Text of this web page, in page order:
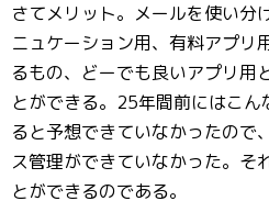
さてメリット。メールを使い分
ニュケーション用、有料アプリ
るもの、どーでも良いアプリ用
とができる。25年間前にはこ
ると予想できていなかったので
ス管理ができていなかった。そ
とができるのである。